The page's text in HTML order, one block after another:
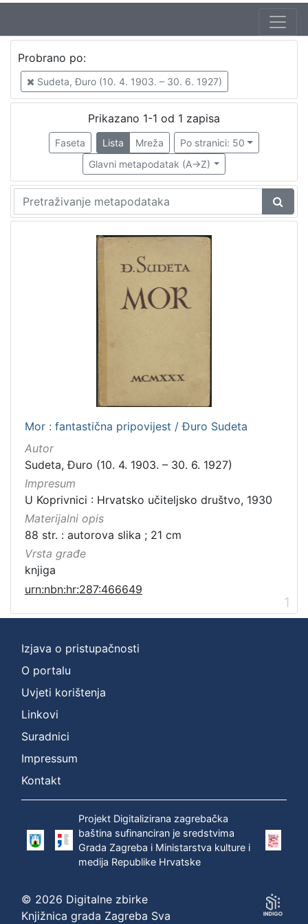
Probrano po:
Sudeta, Đuro (10. 4. 1903. – 30. 6. 1927)
Prikazano 1-1 od 1 zapisa
Faseta Lista Mreža
Po stranici: 50
Glavni metapodatak (A->Z)
Mor : fantastična pripovijest / Đuro Sudeta
Autor
Sudeta, Đuro (10. 4. 1903. – 30. 6. 1927)
Impresum
U Koprivnici : Hrvatsko učiteljsko društvo, 1930
Materijalni opis
88 str. : autorova slika ; 21 cm
Vrsta građe
knjiga
urn:nbn:hr:287:466649
1
Izjava o pristupačnosti
O portalu
Uvjeti korištenja
Linkovi
Suradnici
Impressum
Kontakt
Projekt Digitalizirana zagrebačka
baština sufinanciran je sredstvima
Grada Zagreba i Ministarstva kulture i
medija Republike Hrvatske
© 2026 Digitalne zbirke
Knjižnica grada Zagreba Sva